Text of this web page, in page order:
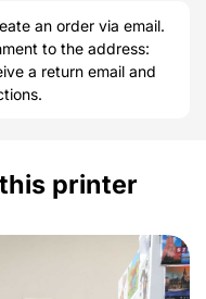
an order via email.
to the address:
a return email and
printer